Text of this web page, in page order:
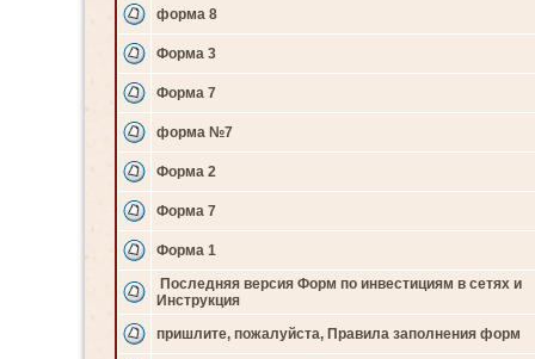
форма 8
Форма 3
Форма 7
форма №7
Форма 2
Форма 7
Форма 1
Последняя версия Форм по инвестициям в сетях и
Инструкция
пришлите, пожалуйста, Правила заполнения форм